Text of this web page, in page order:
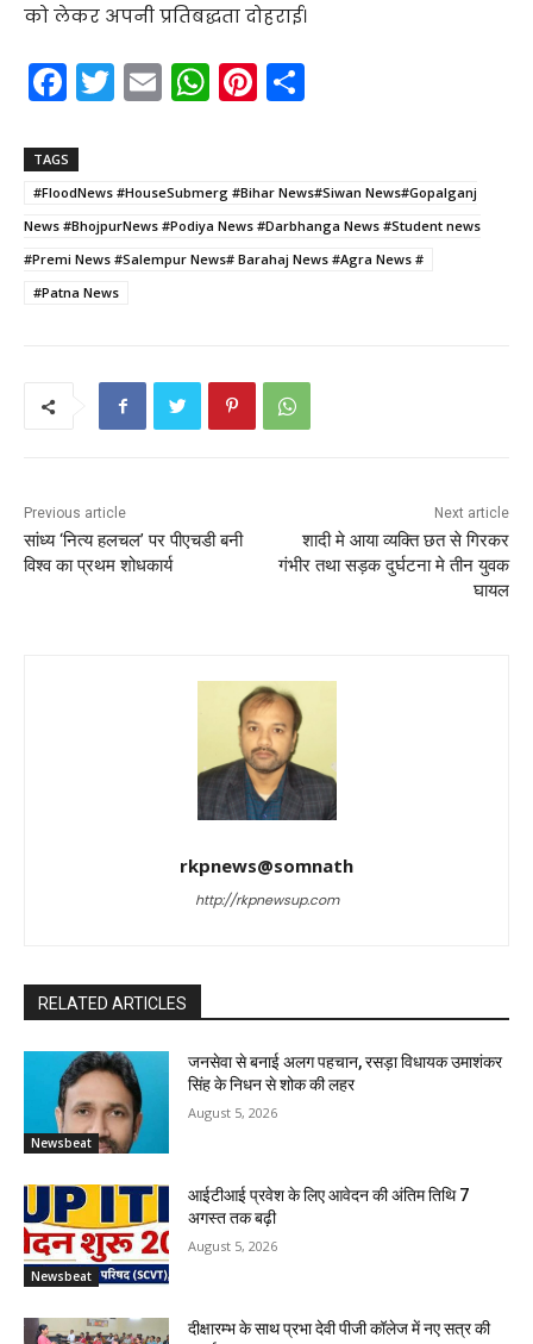
को लेकर अपनी प्रतिबद्धता दोहराई।
F
c
e
b
o
o
T
er
E
l
W
ts
A
p
Pi
e
st
e
TAGS
#FloodNews #HouseSubmerg #Bihar News#Siwan News#Gopalganj
News #BhojpurNews #Podiya News #Darbhanga News #Student news
#Premi News #Salempur News# Barahaj News #Agra News #
#Patna News
Previous article
सांध्य ‘नित्य हलचल’ पर पीएचडी बनी
विश्व का प्रथम शोधकार्य
Next article
शादी मे आया व्यक्ति छत से गिरकर
गंभीर तथा सड़क दुर्घटना मे तीन युवक
घायल
rkpnews@somnath
http://rkpnewsup.com
RELATED ARTICLES
Newsbeat
जनसेवा से बनाई अलग पहचान, रसड़ा विधायक उमाशंकर
सिंह के निधन से शोक की लहर
August 5, 2026
Newsbeat
आईटीआई प्रवेश के लिए आवेदन की अंतिम तिथि 7
अगस्त तक बढ़ी
August 5, 2026
दीक्षारम्भ के साथ प्रभा देवी पीजी कॉलेज में नए सत्र की